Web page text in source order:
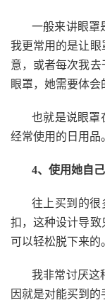
一般来讲眼罩
我更常用的是让
意，或者每次我
眼罩，她需要体会
也就是说眼罩
经常使用的日用品
4、使用她自
往上买到的很
扣，这种设计导致
可以轻松脱下来的
我非常讨厌这
因就是对能买到的